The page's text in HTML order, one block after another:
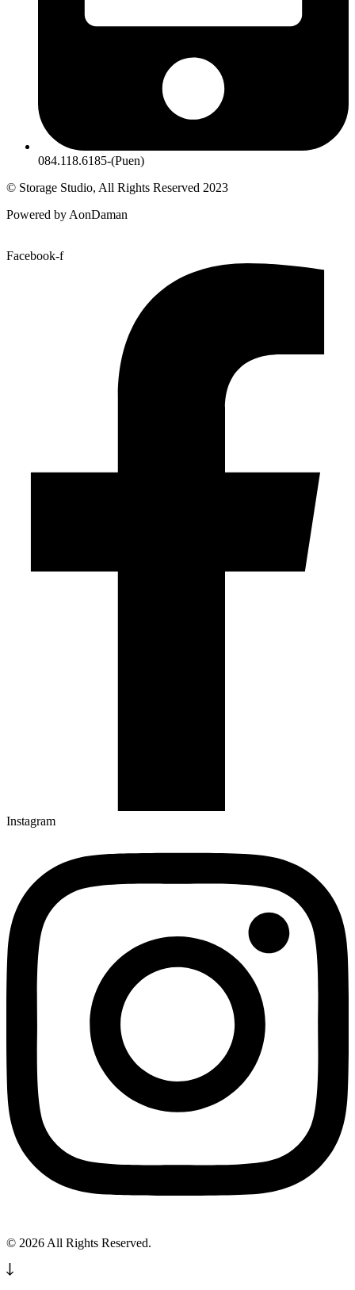
084.118.6185-(Puen)
© Storage Studio, All Rights Reserved 2023
Powered by AonDaman
Facebook-f
Instagram
© 2026 All Rights Reserved.